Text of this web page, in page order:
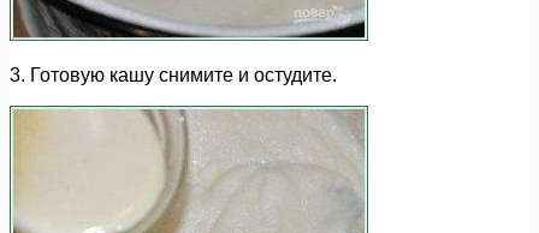
3. Готовую кашу снимите и остудите.